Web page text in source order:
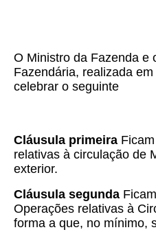
O Ministro da Fazenda e
Fazendária, realizada
celebrar o seguinte
Cláusula primeira
relativas à circulação de
exterior.
Cláusula segunda
Operações relativas à
forma a que, no mínimo,